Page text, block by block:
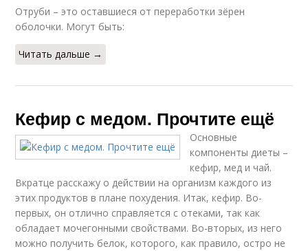
Отруби – это оставшиеся от переработки зёрен
оболочки. Могут быть:
Читать дальше →
Кефир с медом. Прочтите ещё
Основные
компоненты диеты –
кефир, мед и чай.
Вкратце расскажу о действии на организм каждого из
этих продуктов в плане похудения. Итак, кефир. Во-
первых, он отлично справляется с отеками, так как
обладает мочегонными свойствами. Во-вторых, из него
можно получить белок, которого, как правило, остро не